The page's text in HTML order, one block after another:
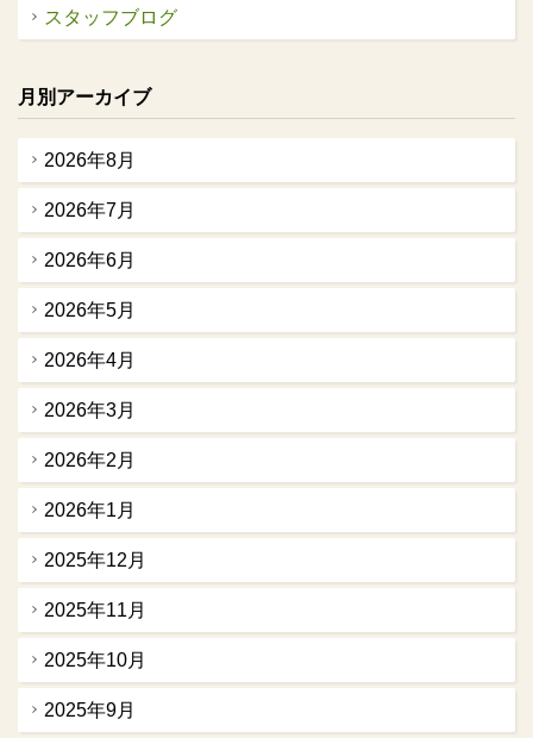
スタッフブログ
月別アーカイブ
2026年8月
2026年7月
2026年6月
2026年5月
2026年4月
2026年3月
2026年2月
2026年1月
2025年12月
2025年11月
2025年10月
2025年9月